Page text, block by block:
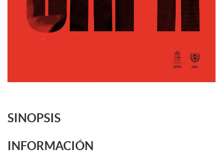
SINOPSIS
INFORMACIÓN